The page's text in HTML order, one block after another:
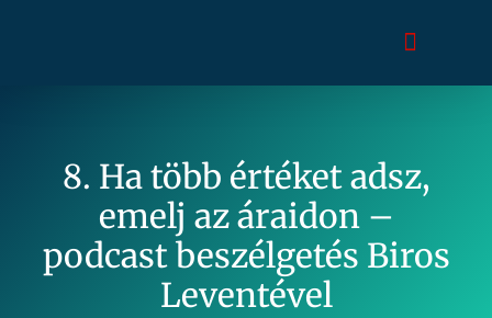
8. Ha több értéket adsz,
emelj az áraidon –
podcast beszélgetés Biros
Leventével